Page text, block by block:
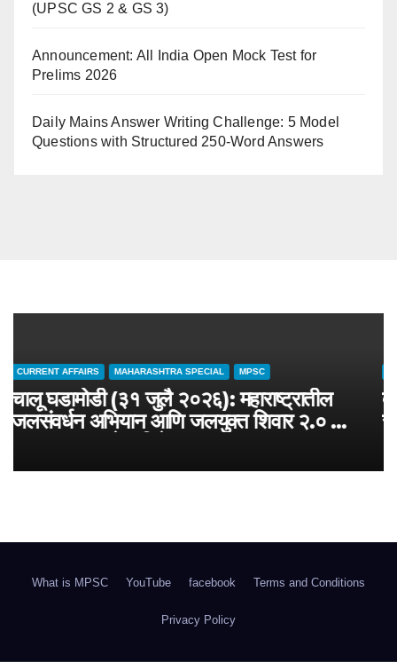
(UPSC GS 2 & GS 3)
Announcement: All India Open Mock Test for
Prelims 2026
Daily Mains Answer Writing Challenge: 5 Model
Questions with Structured 250-Word Answers
CURRENT AFFAIRS MAHARASHTRA SPECIAL MPSC
चालू घडामोडी (३१ जुलै २०२६): महाराष्ट्रातील
जलसंवर्धन अभियान आणि जलयुक्त शिवार २.० –
What is MPSC YouTube facebook Terms and Conditions
Privacy Policy